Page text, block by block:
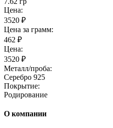
Цена:
3520 ₽
Цена за грамм:
462 ₽
Цена:
3520 ₽
Металл/проба:
Серебро 925
Покрытие:
Родирование
О компании